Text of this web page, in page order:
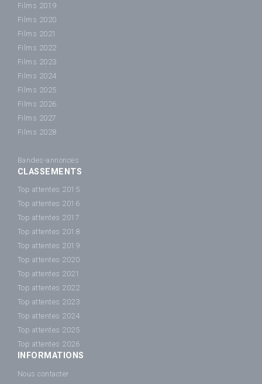
Films 2019
Films 2020
Films 2021
Films 2022
Films 2023
Films 2024
Films 2025
Films 2026
Films 2027
Films 2028
Bandes-annonces
CLASSEMENTS
Top attentes 2015
Top attentes 2016
Top attentes 2017
Top attentes 2018
Top attentes 2019
Top attentes 2020
Top attentes 2021
Top attentes 2022
Top attentes 2023
Top attentes 2024
Top attentes 2025
Top attentes 2026
INFORMATIONS
Nous contacter